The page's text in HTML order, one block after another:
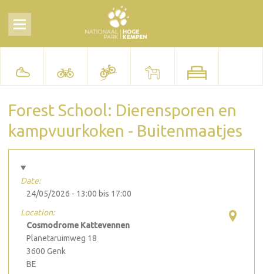
Forest School: Dierensporen en
kampvuurkoken - Buitenmaatjes
Date:
24/05/2026 - 13:00 bis 17:00
Location:
Cosmodrome Kattevennen
Planetaruimweg 18
3600 Genk
BE